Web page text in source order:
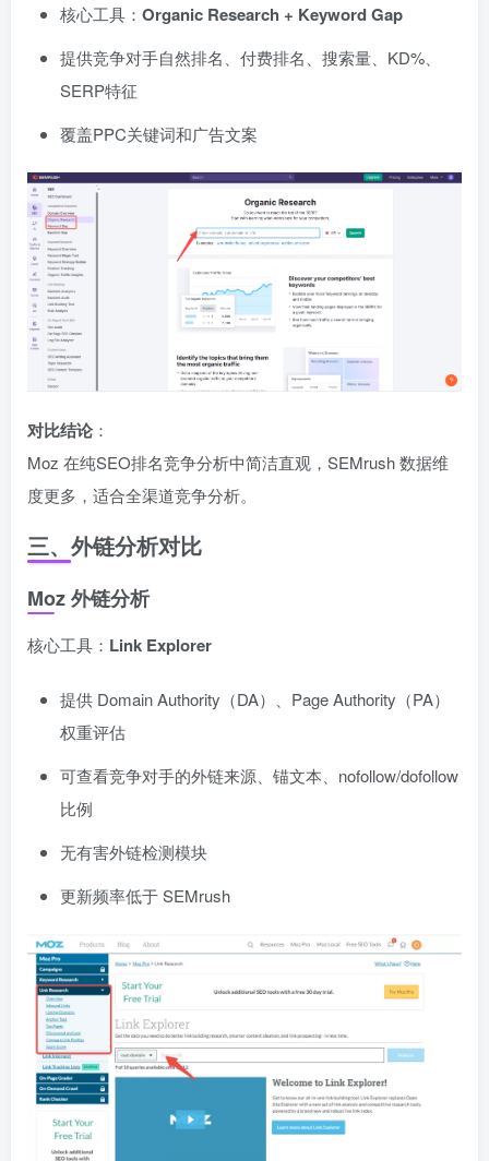
核心工具： Organic Research + Keyword Gap
提供竞争对手自然排名、付费排名、搜索量、KD%、
SERP特征
覆盖PPC关键词和广告文案
对比结论：
Moz 在纯SEO排名竞争分析中简洁直观，SEMrush 数据维
度更多，适合全渠道竞争分析。
三、外链分析对比
Moz 外链分析
核心工具： Link Explorer
提供 Domain Authority（DA）、Page Authority（PA）
权重评估
可查看竞争对手的外链来源、锚文本、nofollow/dofollow
比例
无有害外链检测模块
更新频率低于 SEMrush